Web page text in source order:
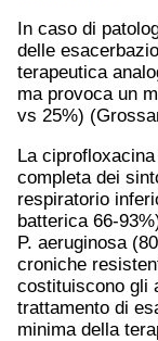
In caso di
delle
terapeutica
ma provoca un
vs 25%)
La
completa dei
respiratorio
batterica 66-
P. aeruginosa
croniche
costituiscono gli
trattamento di
minima della